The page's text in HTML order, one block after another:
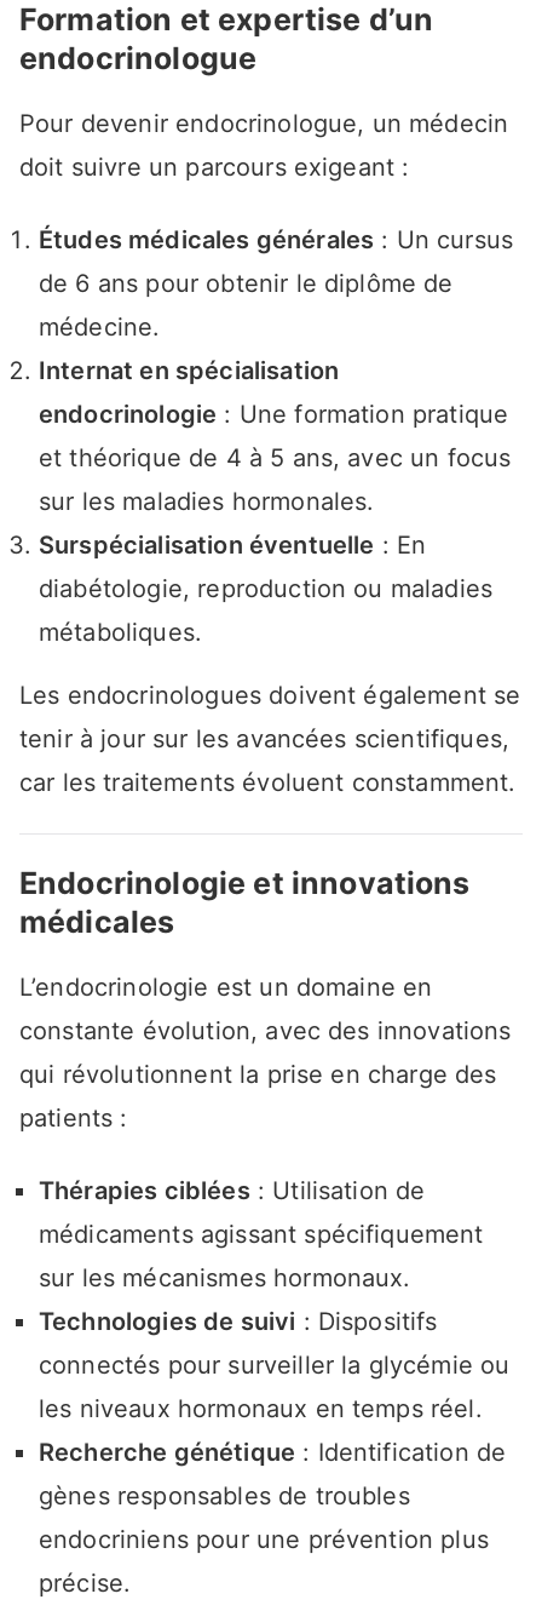
Formation et expertise d’un
endocrinologue
Pour devenir endocrinologue, un médecin
doit suivre un parcours exigeant :
Études médicales générales : Un cursus
de 6 ans pour obtenir le diplôme de
médecine.
Internat en spécialisation
endocrinologie : Une formation pratique
et théorique de 4 à 5 ans, avec un focus
sur les maladies hormonales.
Surspécialisation éventuelle : En
diabétologie, reproduction ou maladies
métaboliques.
Les endocrinologues doivent également se
tenir à jour sur les avancées scientifiques,
car les traitements évoluent constamment.
Endocrinologie et innovations
médicales
L’endocrinologie est un domaine en
constante évolution, avec des innovations
qui révolutionnent la prise en charge des
patients :
Thérapies ciblées : Utilisation de
médicaments agissant spécifiquement
sur les mécanismes hormonaux.
Technologies de suivi : Dispositifs
connectés pour surveiller la glycémie ou
les niveaux hormonaux en temps réel.
Recherche génétique : Identification de
gènes responsables de troubles
endocriniens pour une prévention plus
précise.